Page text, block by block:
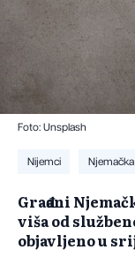
Foto: Unsplash
Nijemci Njemačka
Građani
viša od
objavljeno u